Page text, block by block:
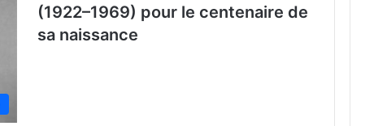
(1922–1969) pour le centenaire de
sa naissance